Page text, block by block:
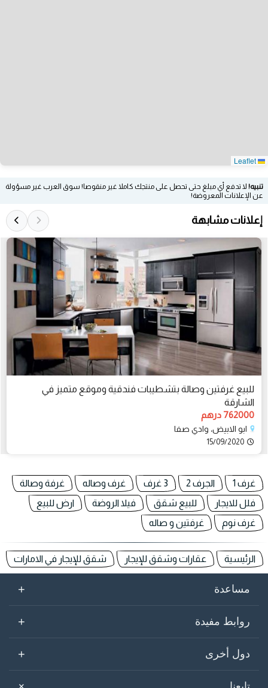
تنبيه! لا تدفع أي مبلغ حتى تحصل على منتجك كاملا غير منقوصا! سوق العرب غير مسؤولة
عن الإعلانات المعروضة!
إعلانات مشابهة
للبيع غرفتين وصالة بتشطيبات فندقية وموقع متميز في
الشارقة
762000 درهم
ابو الابيض، وادي صفا
15/09/2020
غرف 1 الجرف 2 3 غرف غرف وصاله
غرفة وصالة
فلل للايجار
للبيع شقق فيلا الروضة
ارض للبيع
غرف نوم
غرفتين و صاله
الرئيسية عقارات وشقق للإيجار شقق للإيجار في الامارات
مساعدة +
روابط مفيدة +
دول أخرى +